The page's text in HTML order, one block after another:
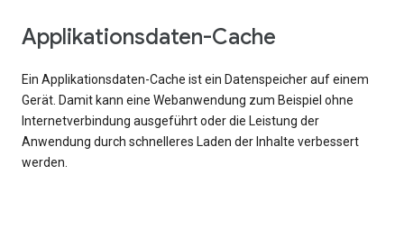
Applikationsdaten-Cache
Ein Applikationsdaten-Cache ist ein Datenspeicher auf einem
Gerät. Damit kann eine Webanwendung zum Beispiel ohne
Internetverbindung ausgeführt oder die Leistung der
Anwendung durch schnelleres Laden der Inhalte verbessert
werden.